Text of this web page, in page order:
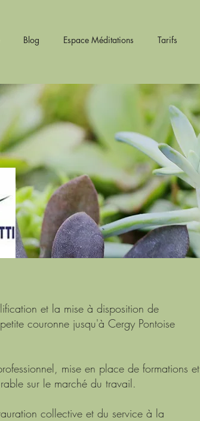
Blog Espace Méditations Tarifs
et la mise à disposition de
couronne jusqu'à Cergy Pontoise
mise en place de formations et
sur le marché du travail.
collective et du service à la